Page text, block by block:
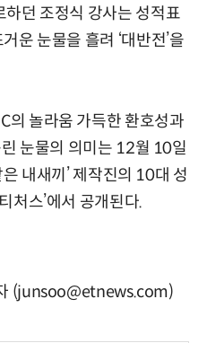
하던 조정식 강사는 성적표
운 눈물을 흘려 ‘대반전’을
의 놀라움 가득한 환호성과
린 눈물의 의미는 12월 10일
내새끼’ 제작진의 10대 성
처스’에서 공개된다.
(junsoo@etnews.com)